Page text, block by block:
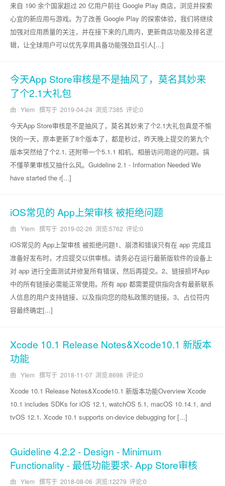
来自 190 余个国家超过 20 亿用户前往 Google Play 商店，浏览并探索
心宜的新应用与游戏。为了改善 Google Play 的探索体验，我们将继续
加强对应用质量的关注，并在接下来的几周内，更新商店功能及排名逻
辑，让全球用户可以优先享用具备功能强劲且引人[...]
今天App Store审核是不是抽风了，莫名其妙来
了个2.1大礼包
由 YIem 撰写于 2019-04-24 浏览:7385 评论:0
今天App Store审核是不是抽风了，莫名其妙来了个2.1大礼包真是不愉
快的一天，原本更新了8个版本了，都是秒过，昨天晚上提交的第九个
版本突然给了个2.1, 还附带一个5.1.1 相机、相册访问用途的问题。搞
不懂苹果审核又抽什么风。Guideline 2.1 - Information Needed We
have started the r[...]
iOS常见的 App上架审核 被拒绝问题
由 YIem 撰写于 2019-02-26 浏览:5762 评论:0
iOS常见的 App上架审核 被拒绝问题1、崩溃和错误只有在 app 完成且
准备好发布时，才应提交以供审核。请务必在运行最新版软件的设备上
对 app 进行全面测试并修复所有错误，然后再提交。2、链接损坏App
中的所有链接必需能正常使用。所有 app 都需要提供指向含有最新联系
人信息的用户支持链接，以及指向您的隐私政策的链接。3、占位符内
容最终确定[...]
Xcode 10.1 Release Notes&Xcode10.1 新版本
功能
由 YIem 撰写于 2018-11-07 浏览:8698 评论:0
Xcode 10.1 Release Notes&Xcode10.1 新版本功能Overview Xcode
10.1 includes SDKs for iOS 12.1, watchOS 5.1, macOS 10.14.1, and
tvOS 12.1. Xcode 10.1 supports on-device debugging for [...]
Guideline 4.2.2 - Design - Minimum
Functionality - 最低功能要求- App Store审核
由 YIem 撰写于 2018-08-06 浏览:12279 评论:0